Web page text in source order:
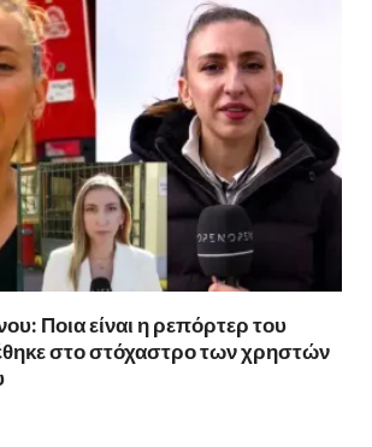
Ποια είναι η ρεπόρτερ του
στο στόχαστρο των χρηστών